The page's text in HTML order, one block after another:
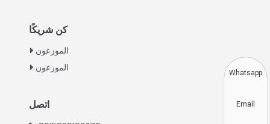
كن شريكًا
الموزعون
الموزعون
اتصلKorean
Vietnamese
Thai
Indonesian
Whatsapp
Email